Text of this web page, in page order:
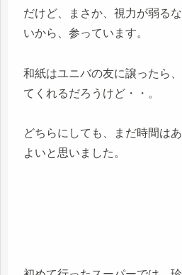
だけど、まさか、視力が弱る
いから、参っています。
和紙はユニバの友に譲ったら
てくれるだろうけど・・。
どちらにしても、まだ時間は
よいと思いました。